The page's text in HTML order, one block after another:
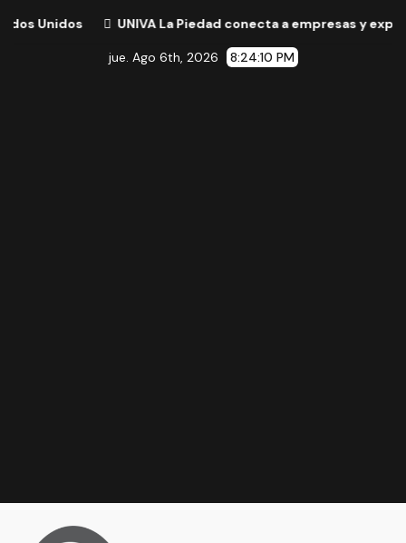
UNIVA La Piedad conecta a empresas y expertos
jue. Ago 6th, 2026 8:24:11 PM